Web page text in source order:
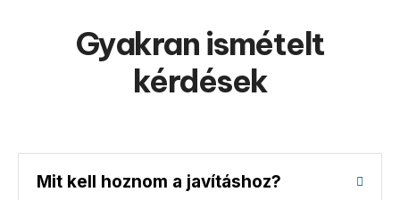
Gyakran ismételt
kérdések
Mit kell hoznom a javításhoz?